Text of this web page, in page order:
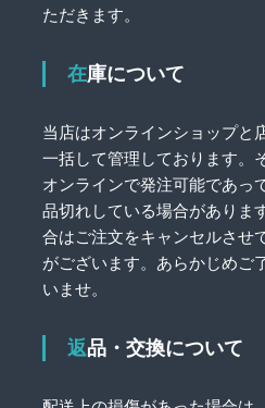
ただきます。
在庫について
当店はオンラインショップと
一括して管理しております。
オンラインで発注可能であっ
品切れしている場合がありま
合はご注文をキャンセルさせ
がございます。あらかじめご
いませ。
返品・交換について